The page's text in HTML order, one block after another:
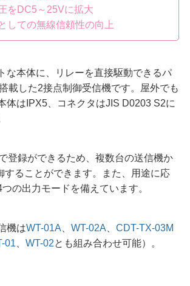
を DC5～ 25Vに拡大
しての無線信頼性の向上
な本体に、リレーを直接駆動できるパ
載した2接点制御受信機です。屋外でも
体はIPX5、コネクタはJIS D0203 S2に
登録ができるため、複数台の送信機か
することができます。また、用途に応
の出力モードを備えています。
機はWT-01A WT-02A
CDT-TX-03M
01 WT-02とも組み合わせ可能）。